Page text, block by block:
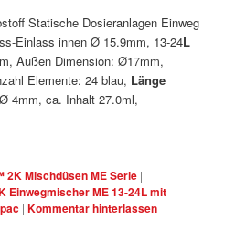
Statische Dosieranlagen Einweg
Einlass innen Ø 15.9mm, 13-24L
Außen Dimension: Ø17mm,
Elemente: 24 blau, Länge
4mm, ca. Inhalt 27.0ml,
2K Mischdüsen ME Serie |
Einwegmischer ME 13-24L mit
|Kommentar hinterlassen